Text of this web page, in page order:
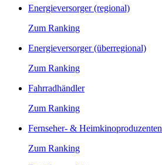
Energieversorger (regional)
Zum Ranking
Energieversorger (überregional)
Zum Ranking
Fahrradhändler
Zum Ranking
Fernseher- & Heimkinoproduzenten
Zum Ranking